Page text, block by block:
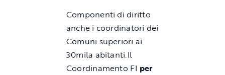
Componenti di diritto
anche i coordinatori dei
Comuni superiori ai
30mila abitanti.Il
Coordinamento FI per